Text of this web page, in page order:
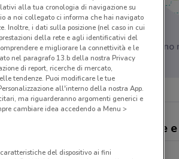
Non ci sono
Webank, offerte
alla tua cronologia di navigazione su
a noi collegato ci informa che hai navigato
Inoltre, i dati sulla posizione (nel caso in cui
della rete e agli identificativi del
e migliorare la connettività e le
nel paragrafo 13.b della nostra Privacy
di report, ricerche di mercato,
tendenze. Puoi modificare le tue
all'interno della nostra App.
ma riguarderanno argomenti generici e
cambiare idea accedendo a Menu >
del dispositivo ai fini